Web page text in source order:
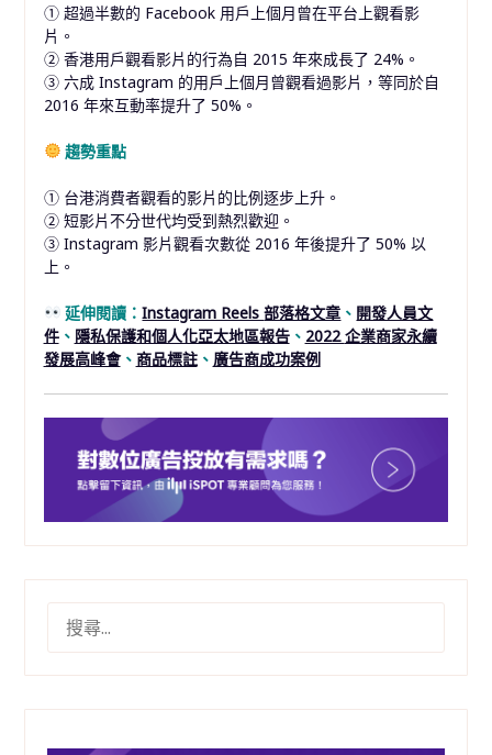
① 超過半數的 Facebook 用戶上個月曾在平台上觀看影
片。
② 香港用戶觀看影片的行為自 2015 年來成長了 24%。
③ 六成 Instagram 的用戶上個月曾觀看過影片，等同於自
2016 年來互動率提升了 50%。
趨勢重點
① 台港消費者觀看的影片的比例逐步上升。
② 短影片不分世代均受到熱烈歡迎。
③ Instagram 影片觀看次數從 2016 年後提升了 50% 以
上。
延伸閱讀：Instagram Reels部落格文章 、 開發人員文
件、 隱私保護和個人化亞太地區報告、 2022企業商家永續
發展高峰會、 商品標註、 廣告商成功案例